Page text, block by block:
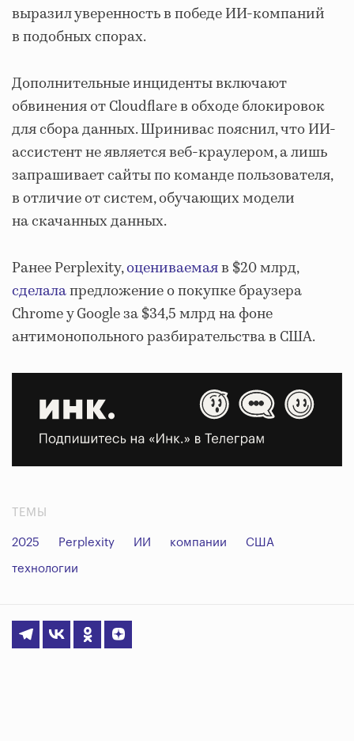
выразил уверенность в победе ИИ-компаний
в подобных спорах.
Дополнительные инциденты включают
обвинения от Cloudflare в обходе блокировок
для сбора данных. Шринивас пояснил, что ИИ-
ассистент не является веб-краулером, а лишь
запрашивает сайты по команде пользователя,
в отличие от систем, обучающих модели
на скачанных данных.
Ранее Perplexity,оцениваемаяв $20 млрд,
сделалапредложение о покупке браузера
Chrome у Google за $34,5 млрд на фоне
антимонопольного разбирательства в США.
ТЕМЫ
2025 Perplexity ИИ компании США
технологии